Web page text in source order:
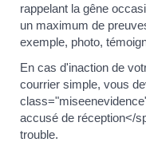
rappelant la gêne
un maximum de
exemple, photo,
En cas d'inaction de
courrier simple, vous
accusé de réception</
trouble.